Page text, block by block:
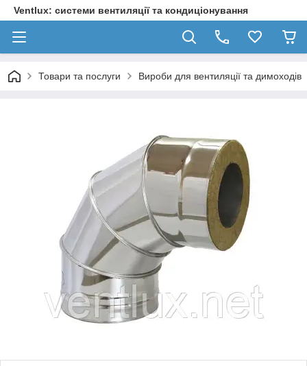
Ventlux: системи вентиляції та кондиціонування
Товари та послуги Вироби для вентиляції та димоходів